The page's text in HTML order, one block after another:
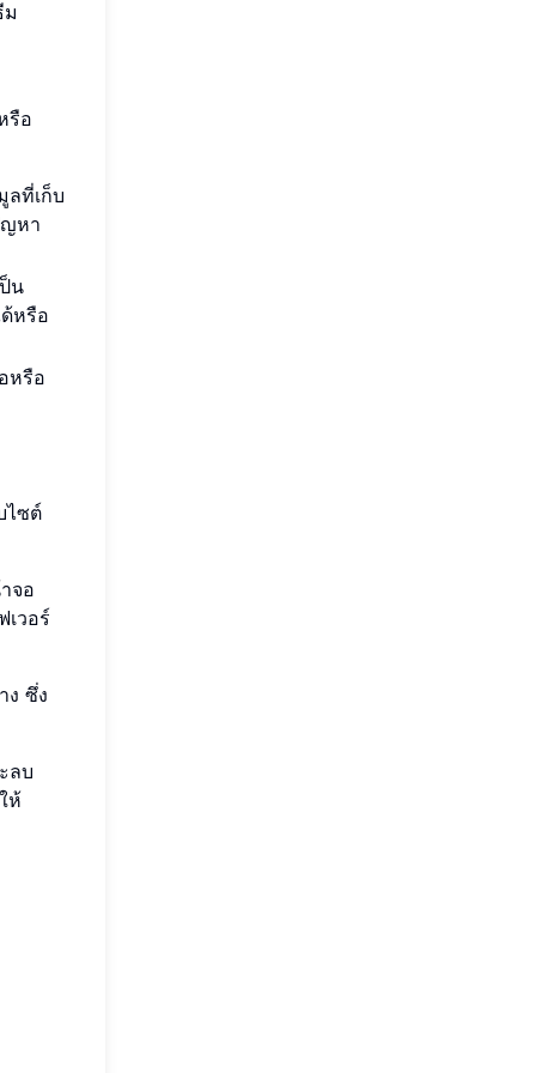
ม
รือ
ลที่เก็บ
ญหา
น
หรือ
หรือ
ไซต์
จอ
วอร์
ง ซึ่ง
ลบ
ห้